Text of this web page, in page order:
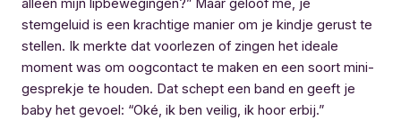
alleen mijn lipbewegingen?” Maar geloof me, je
stemgeluid is een krachtige manier om je kindje gerust te
stellen. Ik merkte dat voorlezen of zingen het ideale
moment was om oogcontact te maken en een soort mini-
gesprekje te houden. Dat schept een band en geeft je
baby het gevoel: “Oké, ik ben veilig, ik hoor erbij.”